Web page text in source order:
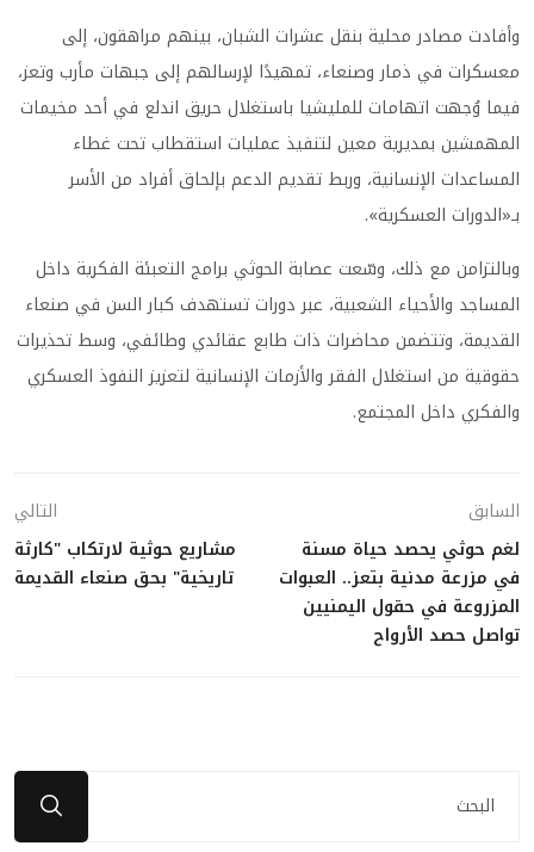
وأفادت مصادر محلية بنقل عشرات الشبان، بينهم مراهقون، إلى
معسكرات في ذمار وصنعاء، تمهيدًا لإرسالهم إلى جبهات مأرب وتعز،
فيما وُجهت اتهامات للمليشيا باستغلال حريق اندلع في أحد مخيمات
المهمشين بمديرية معين لتنفيذ عمليات استقطاب تحت غطاء
المساعدات الإنسانية، وربط تقديم الدعم بإلحاق أفراد من الأسر
بـ«الدورات العسكرية».
وبالتزامن مع ذلك، وسّعت عصابة الحوثي برامج التعبئة الفكرية داخل
المساجد والأحياء الشعبية، عبر دورات تستهدف كبار السن في صنعاء
القديمة، وتتضمن محاضرات ذات طابع عقائدي وطائفي، وسط تحذيرات
حقوقية من استغلال الفقر والأزمات الإنسانية لتعزيز النفوذ العسكري
والفكري داخل المجتمع.
السابق
لغم حوثي يحصد حياة مسنة
في مزرعة مدنية بتعز.. العبوات
المزروعة في حقول اليمنيين
تواصل حصد الأرواح
التالي
مشاريع حوثية لارتكاب "كارثة
تاريخية" بحق صنعاء القديمة